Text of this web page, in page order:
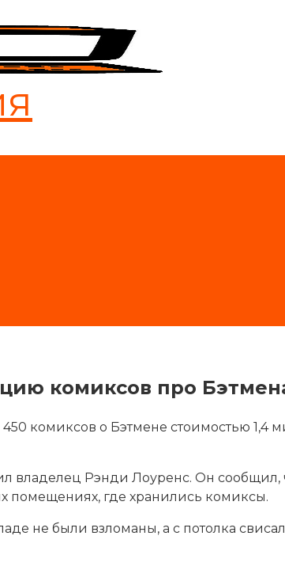
комиксов про
комиксов о Бэтмене стоимостью
владелец Рэнди Лоуренс. Он сообщил,
помещениях, где хранились комиксы.
не были взломаны, а с потолка